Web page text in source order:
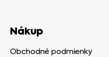
Nákup
Obchodné podmienky